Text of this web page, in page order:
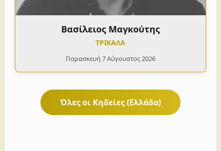
Βασίλειος Μαγκούτης
ΤΡΙΚΑΛΑ
Παρασκευή 7 Αύγουστος 2026
Όλες οι Κηδείες (Ελλάδα)